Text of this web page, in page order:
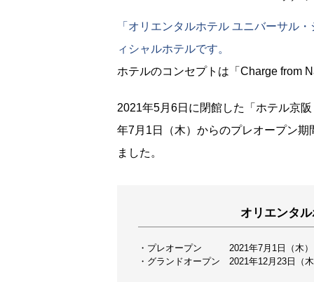
「オリエンタルホテル ユニバーサル
ィシャルホテルです。
ホテルのコンセプトは「Charge from
2021年5月6日に閉館した「ホテル京
年7月1日（木）からのプレオープン
ました。
オリエンタ
・プレオープン 2021年7月1日（木）
・グランドオープン 2021年12月23日（